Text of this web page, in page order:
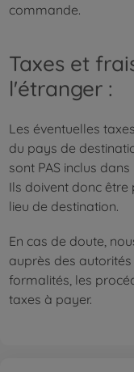
commande.
Taxes et
l'étranger :
Les éventuelles
du pays de
sont PAS inclus
Ils doivent donc
lieu de destination.
En cas de doute,
auprès des
formalités, les
taxes à payer.